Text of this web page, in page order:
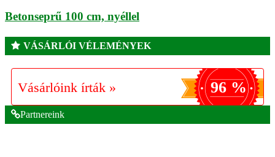
Betonseprű 100 cm, nyéllel
VÁSÁRLÓI VÉLEMÉNYEK
Vásárlóink írták » 96 %
Partnereink